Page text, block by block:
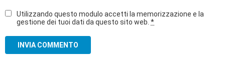
Utilizzando questo modulo accetti la memorizzazione e la
gestione dei tuoi dati da questo sito web. *